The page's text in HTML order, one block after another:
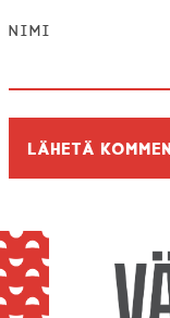
Nimi